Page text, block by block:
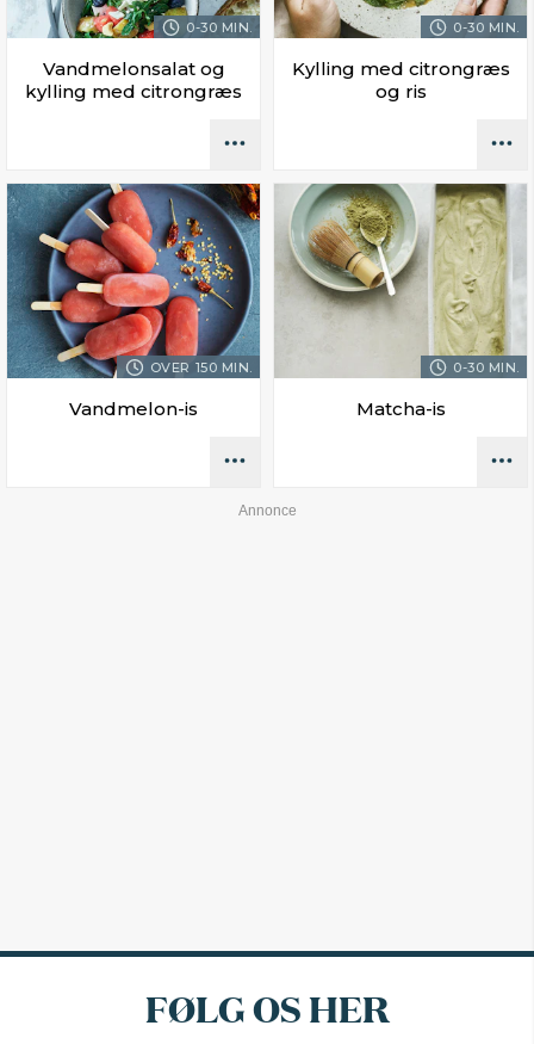
0-30 MIN.
Vandmelonsalat og
kylling med citrongræs
0-30 MIN.
Kylling med citrongræs
og ris
OVER 150 MIN.
Vandmelon-is
0-30 MIN.
Matcha-is
FØLG OS HER